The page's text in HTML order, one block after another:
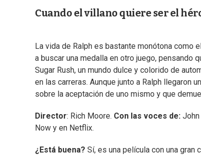
Cuando el villano quiere ser el
La vida de Ralph es bastante monótona como
a buscar una medalla en otro juego, pensando
Sugar Rush, un mundo dulce y colorido de
en las carreras. Aunque junto a Ralph llegaron
sobre la aceptación de uno mismo y que
Director: Rich Moore. Con las voces de: John
Now y en Netflix.
¿Está buena? Sí, es una película con una